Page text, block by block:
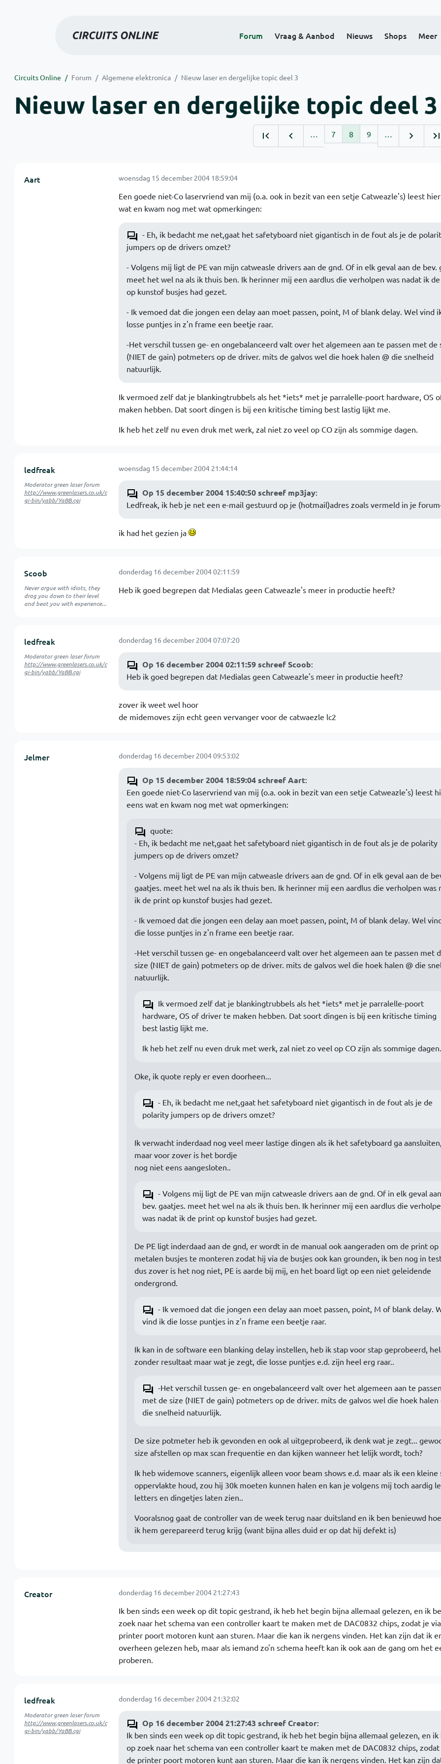
Forum Vraag & Aanbod Nieuws Shops Meer
Circuits Online Forum Algemene elektronica Nieuw laser en dergelijke topic deel 3
Nieuw laser en dergelijke topic deel 3
… 7 8 9 …
Aart woensdag 15 december 2004 18:59:04
Een goede niet-Co laservriend van mij (o.a. ook in bezit van een setje Catweazle's) leest
wat en kwam nog met wat opmerkingen:
- Eh, ik bedacht me net,gaat het safetyboard niet gigantisch in de fout als je de
jumpers op de drivers omzet?
- Volgens mij ligt de PE van mijn catweasle drivers aan de gnd. Of in elk geval aan de bev.
meet het wel na als ik thuis ben. Ik herinner mij een aardlus die verholpen was nadat ik
op kunstof busjes had gezet.
- Ik vemoed dat die jongen een delay aan moet passen, point, M of blank delay. Wel vind
losse puntjes in z'n frame een beetje raar.
-Het verschil tussen ge- en ongebalanceerd valt over het algemeen aan te passen met de
(NIET de gain) potmeters op de driver. mits de galvos wel die hoek halen @ die snelheid
natuurlijk.
Ik vermoed zelf dat je blankingtrubbels als het *iets* met je parralelle-poort hardware, OS
maken hebben. Dat soort dingen is bij een kritische timing best lastig lijkt me.
Ik heb het zelf nu even druk met werk, zal niet zo veel op CO zijn als sommige dagen.
ledfreak
Moderator green laser forum
http://www.greenlasers.co.uk/c
gi-bin/yabb/YaBB.cgi
woensdag 15 december 2004 21:44:14
Op 15 december 2004 15:40:50 schreef mp3jay:
Ledfreak, ik heb je net een e-mail gestuurd op je (hotmail)adres zoals vermeld in je
ik had het gezien ja
Scoob
Never argue with idiots, they
drag you down to their level
and beat you with experience...
donderdag 16 december 2004 02:11:59
Heb ik goed begrepen dat Medialas geen Catweazle's meer in productie heeft?
ledfreak
Moderator green laser forum
http://www.greenlasers.co.uk/c
gi-bin/yabb/YaBB.cgi
donderdag 16 december 2004 07:07:20
Op 16 december 2004 02:11:59 schreef Scoob:
Heb ik goed begrepen dat Medialas geen Catweazle's meer in productie heeft?
zover ik weet wel hoor
de midemoves zijn echt geen vervanger voor de catwaezle lc2
Jelmer donderdag 16 december 2004 09:53:02
Op 15 december 2004 18:59:04 schreef Aart:
Een goede niet-Co laservriend van mij (o.a. ook in bezit van een setje Catweazle's) leest
eens wat en kwam nog met wat opmerkingen:
quote:
- Eh, ik bedacht me net,gaat het safetyboard niet gigantisch in de fout als je de polarity
jumpers op de drivers omzet?
- Volgens mij ligt de PE van mijn catweasle drivers aan de gnd. Of in elk geval aan de
gaatjes. meet het wel na als ik thuis ben. Ik herinner mij een aardlus die verholpen was
ik de print op kunstof busjes had gezet.
- Ik vemoed dat die jongen een delay aan moet passen, point, M of blank delay. Wel
die losse puntjes in z'n frame een beetje raar.
-Het verschil tussen ge- en ongebalanceerd valt over het algemeen aan te passen met
size (NIET de gain) potmeters op de driver. mits de galvos wel die hoek halen @ die
natuurlijk.
Ik vermoed zelf dat je blankingtrubbels als het *iets* met je parralelle-poort
hardware, OS of driver te maken hebben. Dat soort dingen is bij een kritische timing
best lastig lijkt me.
Ik heb het zelf nu even druk met werk, zal niet zo veel op CO zijn als sommige dagen.
Oke, ik quote reply er even doorheen...
- Eh, ik bedacht me net,gaat het safetyboard niet gigantisch in de fout als je de
polarity jumpers op de drivers omzet?
Ik verwacht inderdaad nog veel meer lastige dingen als ik het safetyboard ga aansluiten,
maar voor zover is het bordje
nog niet eens aangesloten..
- Volgens mij ligt de PE van mijn catweasle drivers aan de gnd. Of in elk geval
bev. gaatjes. meet het wel na als ik thuis ben. Ik herinner mij een aardlus die
was nadat ik de print op kunstof busjes had gezet.
De PE ligt inderdaad aan de gnd, er wordt in de manual ook aangeraden om de print op
metalen busjes te monteren zodat hij via de busjes ook kan grounden, ik ben nog in
dus zover is het nog niet, PE is aarde bij mij, en het board ligt op een niet geleidende
ondergrond.
- Ik vemoed dat die jongen een delay aan moet passen, point, M of blank delay.
vind ik die losse puntjes in z'n frame een beetje raar.
Ik kan in de software een blanking delay instellen, heb ik stap voor stap geprobeerd,
zonder resultaat maar wat je zegt, die losse puntjes e.d. zijn heel erg raar..
-Het verschil tussen ge- en ongebalanceerd valt over het algemeen aan te passen
met de size (NIET de gain) potmeters op de driver. mits de galvos wel die hoek halen
die snelheid natuurlijk.
De size potmeter heb ik gevonden en ook al uitgeprobeerd, ik denk wat je zegt...
size afstellen op max scan frequentie en dan kijken wanneer het lelijk wordt, toch?
Ik heb widemove scanners, eigenlijk alleen voor beam shows e.d. maar als ik een kleine
oppervlakte houd, zou hij 30k moeten kunnen halen en kan je volgens mij toch aardig
letters en dingetjes laten zien..
Vooralsnog gaat de controller van de week terug naar duitsland en ik ben benieuwd
ik hem gerepareerd terug krijg (want bijna alles duid er op dat hij defekt is)
Creator donderdag 16 december 2004 21:27:43
Ik ben sinds een week op dit topic gestrand, ik heb het begin bijna allemaal gelezen, en ik
zoek naar het schema van een controller kaart te maken met de DAC0832 chips, zodat je
printer poort motoren kunt aan sturen. Maar die kan ik nergens vinden. Het kan zijn dat ik er
overheen gelezen heb, maar als iemand zo'n schema heeft kan ik ook aan de gang om het
proberen.
ledfreak
Moderator green laser forum
http://www.greenlasers.co.uk/c
gi-bin/yabb/YaBB.cgi
donderdag 16 december 2004 21:32:02
Op 16 december 2004 21:27:43 schreef Creator:
Ik ben sinds een week op dit topic gestrand, ik heb het begin bijna allemaal gelezen, en ik
op zoek naar het schema van een controller kaart te maken met de DAC0832 chips,
de printer poort motoren kunt aan sturen. Maar die kan ik nergens vinden. Het kan zijn